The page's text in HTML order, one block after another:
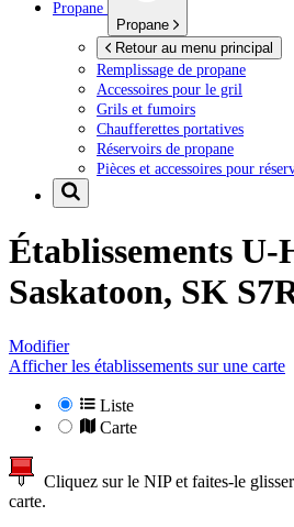
Propane
Propane
Retour au menu principal
Remplissage de propane
Accessoires pour le gril
Grils et fumoirs
Chaufferettes portatives
Réservoirs de propane
Pièces et accessoires pour
Établissements U-
Saskatoon, SK
Modifier
Afficher les établissements sur une carte
Liste
Carte
Cliquez sur le NIP et faites-le
carte.